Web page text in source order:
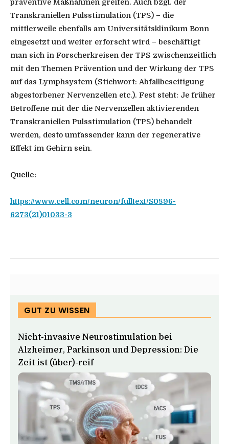
präventive Maßnahmen greifen. Auch bzgl. der
Transkraniellen Pulsstimulation (TPS) – die
mittlerweile ebenfalls am Universitätsklinikum Bonn
eingesetzt und weiter erforscht wird – beschäftigt
man sich in Forscherkreisen der TPS zwischenzeitlich
mit den Themen Prävention und der Wirkung der TPS
auf das Lymphsystem (Stichwort: Abfallbeseitigung
abgestorbener Nervenzellen etc.). Fest steht: Je früher
Betroffene mit der die Nervenzellen aktivierenden
Transkraniellen Pulsstimulation (TPS) behandelt
werden, desto umfassender kann der regenerative
Effekt im Gehirn sein.
Quelle:
https://www.cell.com/neuron/fulltext/S0896-
6273(21)01033-3
GUT ZU WISSEN
Nicht-invasive Neurostimulation bei
Alzheimer, Parkinson und Depression: Die
Zeit ist (über)-reif